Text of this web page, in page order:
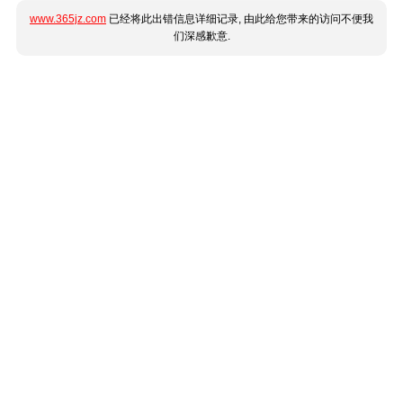
www.365jz.com 已经将此出错信息详细记录, 由此给您带来的访问不便我
们深感歉意.